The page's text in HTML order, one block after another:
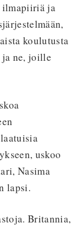
ilmapiiriä ja
koulutusta
ne, joille
uskoo
Nasima
lapsi.
Britannia,